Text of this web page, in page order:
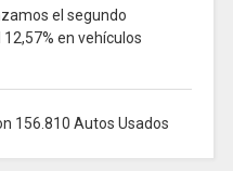
el segundo
en vehículos
156.810 Autos Usados